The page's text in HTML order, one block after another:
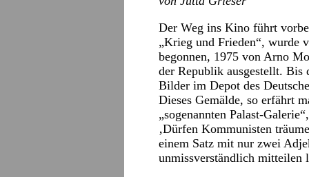
Der Weg ins Kino führt
„Krieg und Frieden“, wurde
begonnen, 1975 von Arno
der Republik ausgestellt. Bis
Bilder im Depot des
Dieses Gemälde, so erfährt
„sogenannten Palast-
‚Dürfen Kommunisten
einem Satz mit nur zwei
unmissverständlich mitteilen